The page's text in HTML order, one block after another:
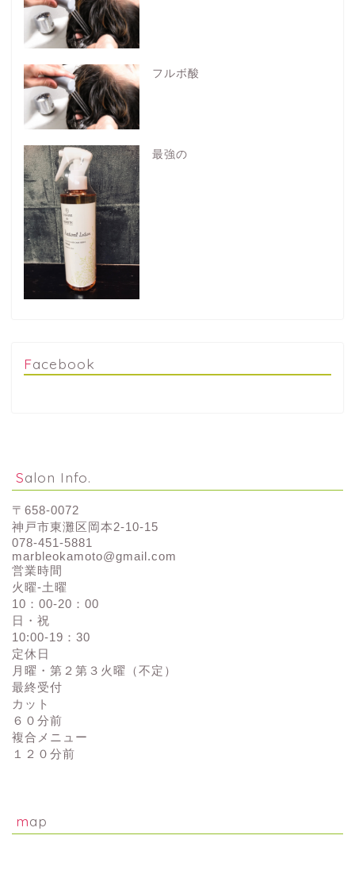
フルボ酸
最強の
Facebook
Salon Info.
〒658-0072
神戸市東灘区岡本2-10-15
078-451-5881
marbleokamoto@gmail.com
営業時間
火曜-土曜
10：00-20：00
日・祝
10:00-19：30
定休日
月曜・第２第３火曜（不定）
最終受付
カット
６０分前
複合メニュー
１２０分前
map